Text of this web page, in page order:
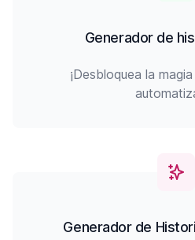
Generador de
¡Desbloquea la
Generador de